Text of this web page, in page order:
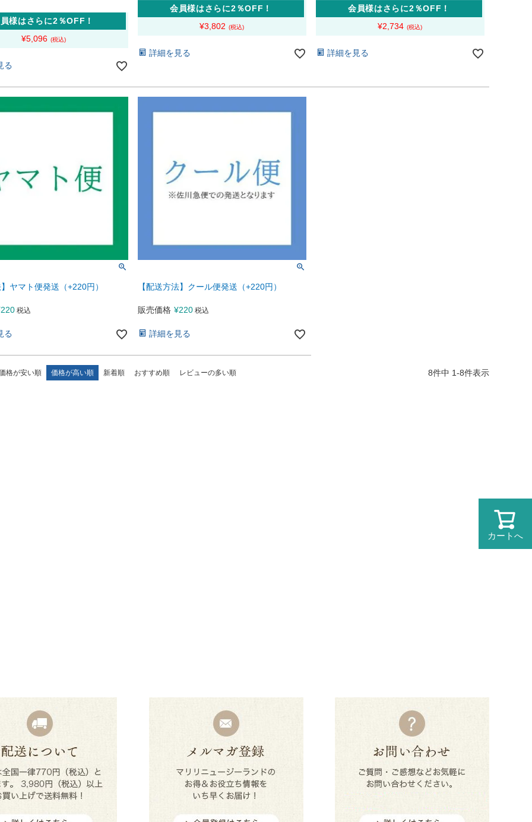
様はさらに2％OFF！
¥5,096
る
会員様はさらに2％OFF！
¥3,802
詳細を見る
会員様はさらに2％OFF！
¥2,734
詳細を見る
ヤマト便発送（+220円）
220 税込
る
【配送方法】クール便発送（+220円）
販売価格 ¥220 税込
詳細を見る
格が安い順 価格が高い順 新着順 おすすめ順 レビューの多い順 8件中 1-8件表示
カートへ